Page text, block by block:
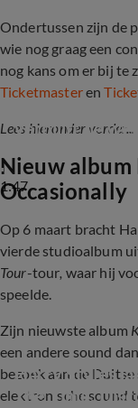
Ondertussen zijn de
wie nog graag een
nog kans om er bij te
Ticketmasteren
Lees hieronder verder...
1:47
Harry Styles
verblijft de
Nieuw album
Occasionally
Op 6 maart bracht
vierde studioalbum
Tour-tour, waar hij
speelde.
Zijn nieuwste album
een andere sound
bezoek aan de
elektronische sound
Harry Styles
The Time.